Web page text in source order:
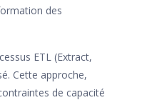
des
ETL (Extract,
Cette approche,
de capacité